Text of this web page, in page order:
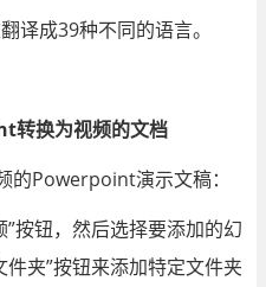
成39种不同的语言。
换为视频的文档
Powerpoint演示文稿：
钮，然后选择要添加的幻
夹”按钮来添加特定文件夹